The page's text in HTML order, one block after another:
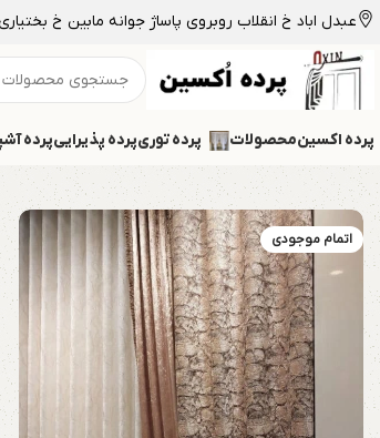
عبدل اباد خ انقلاب روبروی پاساژ جوانه مابین خ بختیاری
پرده اکسینمحصولات پرده توریپرده پذیراییپرده
اتمام موجودی